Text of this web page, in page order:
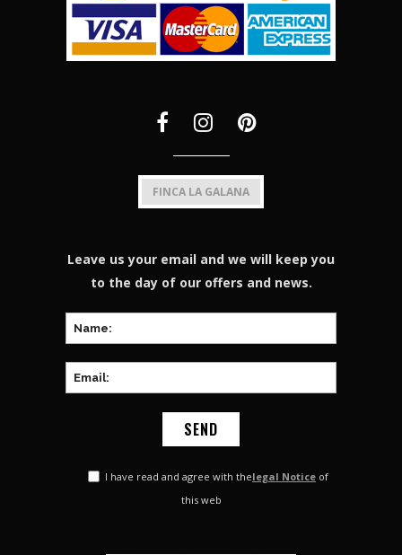
FINCA LA GALANA
Leave us your email and we will keep you
to the day of our offers and news.
I have read and agree with thelegal Notice of
this web